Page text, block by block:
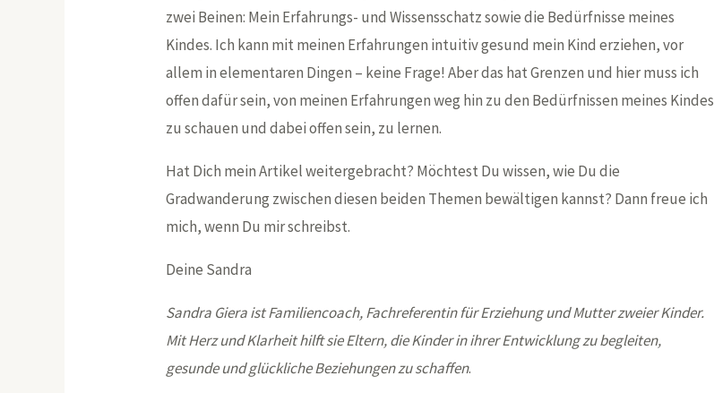
zwei Beinen: Mein Erfahrungs- und Wissensschatz sowie die Bedürfnisse meines
Kindes. Ich kann mit meinen Erfahrungen intuitiv gesund mein Kind erziehen, vor
allem in elementaren Dingen – keine Frage! Aber das hat Grenzen und hier muss ich
offen dafür sein, von meinen Erfahrungen weg hin zu den Bedürfnissen meines Kindes
zu schauen und dabei offen sein, zu lernen.
Hat Dich mein Artikel weitergebracht? Möchtest Du wissen, wie Du die
Gradwanderung zwischen diesen beiden Themen bewältigen kannst? Dann freue ich
mich, wenn Du mir schreibst.
Deine Sandra
Sandra Giera ist Familiencoach, Fachreferentin für Erziehung und Mutter zweier Kinder.
Mit Herz und Klarheit hilft sie Eltern, die Kinder in ihrer Entwicklung zu begleiten,
gesunde und glückliche Beziehungen zu schaffen.